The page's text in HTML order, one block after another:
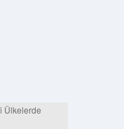
Ülkelerde